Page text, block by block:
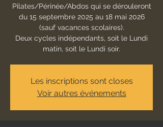
Pilates/Périnée/Abdos qui se dérouleront
du 15 septembre 2025 au 18 mai 2026
(sauf vacances scolaires).
Deux cycles indépendants, soit le Lundi
matin, soit le Lundi soir.
Les inscriptions sont closes
Voir autres événements